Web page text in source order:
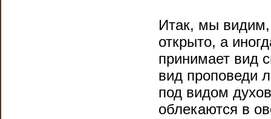
Итак, мы видим,
открыто, а
принимает вид
вид проповеди
под видом
облекаются в